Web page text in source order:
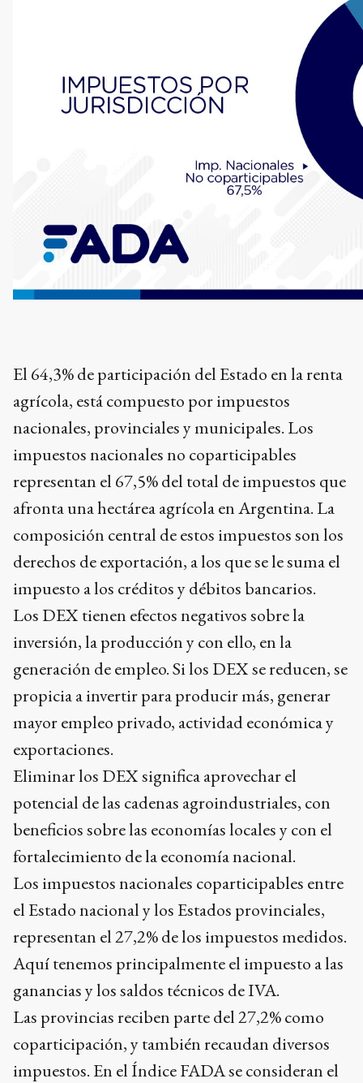
El 64,3% de participación del Estado en la renta
agrícola, está compuesto por impuestos
nacionales, provinciales y municipales. Los
impuestos nacionales no coparticipables
representan el 67,5% del total de impuestos que
afronta una hectárea agrícola en Argentina. La
composición central de estos impuestos son los
derechos de exportación, a los que se le suma el
impuesto a los créditos y débitos bancarios.
Los DEX tienen efectos negativos sobre la
inversión, la producción y con ello, en la
generación de empleo. Si los DEX se reducen, se
propicia a invertir para producir más, generar
mayor empleo privado, actividad económica y
exportaciones.
Eliminar los DEX significa aprovechar el
potencial de las cadenas agroindustriales, con
beneficios sobre las economías locales y con el
fortalecimiento de la economía nacional.
Los impuestos nacionales coparticipables entre
el Estado nacional y los Estados provinciales,
representan el 27,2% de los impuestos medidos.
Aquí tenemos principalmente el impuesto a las
ganancias y los saldos técnicos de IVA.
Las provincias reciben parte del 27,2% como
coparticipación, y también recaudan diversos
impuestos. En el Índice FADA se consideran el